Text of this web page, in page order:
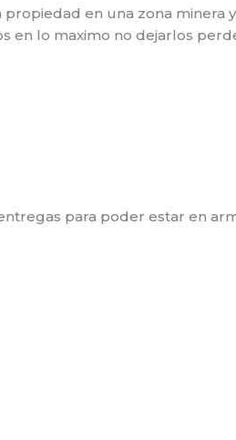
en una zona minera
lo maximo no dejarlos
para poder estar en